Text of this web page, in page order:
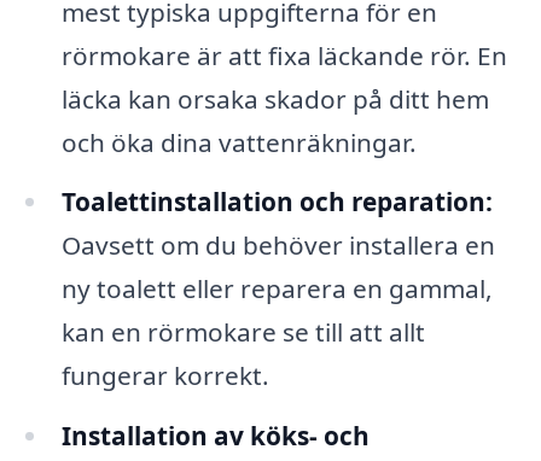
mest typiska uppgifterna för en
rörmokare är att fixa läckande rör. En
läcka kan orsaka skador på ditt hem
och öka dina vattenräkningar.
Toalettinstallation och reparation:
Oavsett om du behöver installera en
ny toalett eller reparera en gammal,
kan en rörmokare se till att allt
fungerar korrekt.
Installation av köks- och